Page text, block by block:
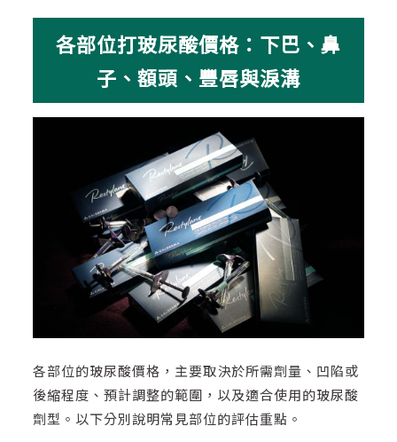
各部位打玻尿酸價格：下巴、鼻
子、額頭、豐唇與淚溝
各部位的玻尿酸價格，主要取決於所需劑量、凹陷或
後縮程度、預計調整的範圍，以及適合使用的玻尿酸
劑型。以下分別說明常見部位的評估重點。